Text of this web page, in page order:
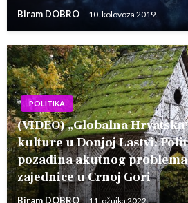
Biram DOBRO 10. kolovoza 2019.
POLITIKA
(VIDEO) „Globalna
kulture u Donjoj Lastvi:
pozadina akutnog
zajednice u Crnoj Gori
Biram DOBRO 11. ožujka 2022.